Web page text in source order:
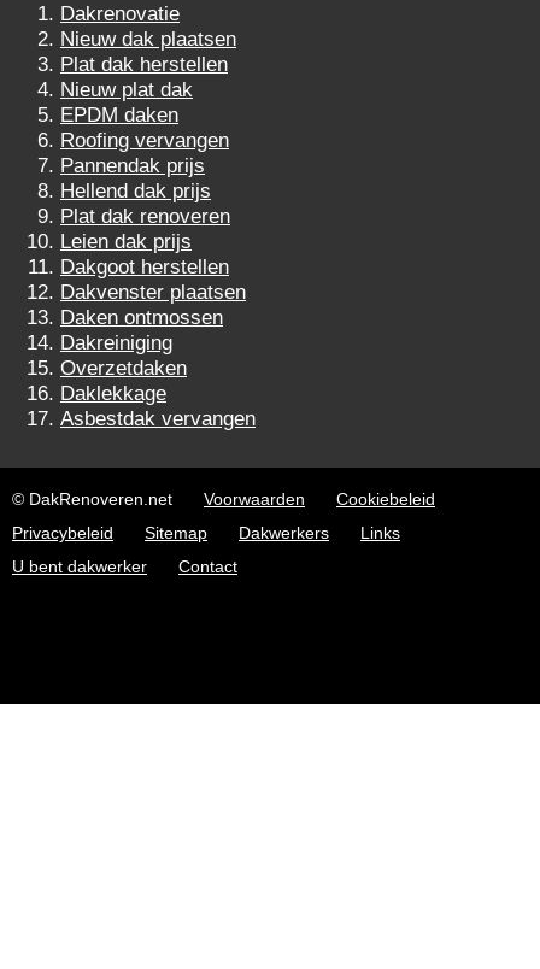
Dakrenovatie
Nieuw dak plaatsen
Plat dak herstellen
Nieuw plat dak
EPDM daken
Roofing vervangen
Pannendak prijs
Hellend dak prijs
Plat dak renoveren
Leien dak prijs
Dakgoot herstellen
Dakvenster plaatsen
Daken ontmossen
Dakreiniging
Overzetdaken
Daklekkage
Asbestdak vervangen
© DakRenoveren.net Voorwaarden
Cookiebeleid
Privacybeleid
Sitemap Dakwerkers
Links
U bent dakwerker
Contact